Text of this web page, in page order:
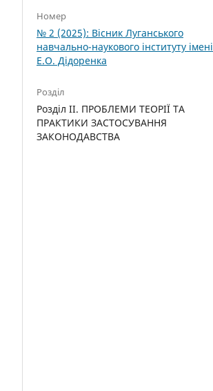
Номер
№ 2 (2025): Вісник Луганського
навчально-наукового інституту імені
Е.О. Дідоренка
Розділ
Розділ II. ПРОБЛЕМИ ТЕОРІЇ ТА
ПРАКТИКИ ЗАСТОСУВАННЯ
ЗАКОНОДАВСТВА